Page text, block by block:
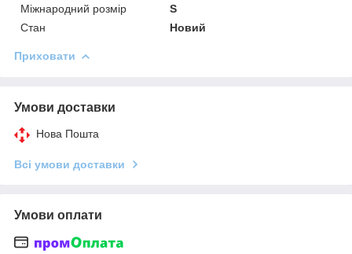
Міжнародний розмір
S
Стан
Новий
Приховати
Умови доставки
Нова Пошта
Всі умови доставки
Умови оплати